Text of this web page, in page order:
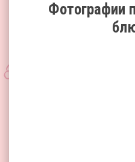
Фотографии